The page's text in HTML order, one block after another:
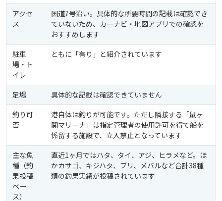
アクセ
ス
国道7号沿い。具体的な所要時間の記載は確認でき
ていないため、カーナビ・地図アプリでの確認を
おすすめします
駐車
場・ト
イレ
ともに「有り」と紹介されています
足場
具体的な記載は確認できていません
釣り可
否
港自体は釣りが可能です。ただし隣接する「鼠ヶ
関マリーナ」は指定管理者の使用許可を得て船を
係留する施設で、立入禁止となっています
主な魚
種（釣
果投稿
ベー
ス）
直近1ヶ月ではハタ、タイ、アジ、ヒラメなど。ほ
かカサゴ、キジハタ、ブリ、メバルなど合計38種
類の釣果実績が投稿されています